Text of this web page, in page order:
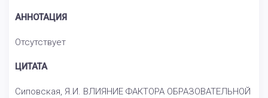
АННОТАЦИЯ
Отсутствует
ЦИТАТА
Сиповская, Я.И. ВЛИЯНИЕ ФАКТОРА ОБРАЗОВАТЕЛЬНОЙ